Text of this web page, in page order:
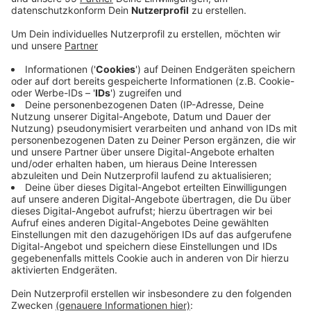
In einem ersten Schritt wurden heute Schutzanzüge,
Handschuhe, Masken, Infrarot-Stirnthermometer,
Desinfektionsmittel und Elektrolytlösungen
verschickt. Der Wert liegt bei rund 40.000 Euro. Die
Lieferung umfasst 25 Paletten und wiegt etwa 6,5
Tonnen. Die Hilfsgüter gehen per Flug nach Entebbe in
Uganda. Von dort werden sie mit LKWs in die Ebola-
Region in der Provinz Ituri gebracht. Dort spitzt sich
die Lage nach Angaben von action medeor weiter zu.
Es gibt inzwischen mehr als 1.000 Verdachts- und rund
230 Todesfälle. Auch aus der Provinz Süd-Kivu werden
jetzt deutlich mehr Verdachtsfälle gemeldet. Die
Hilfsgüter sollen vor allem das medizinische Personal